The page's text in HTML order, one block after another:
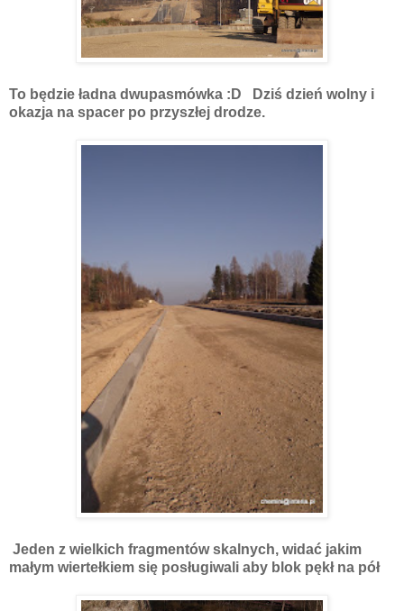
To będzie ładna dwupasmówka :D Dziś dzień wolny i
okazja na spacer po przyszłej drodze.
Jeden z wielkich fragmentów skalnych, widać jakim
małym wiertełkiem się posługiwali aby blok pękł na pół